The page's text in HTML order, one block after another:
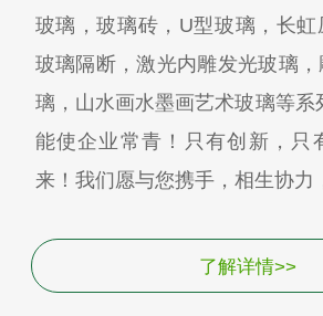
玻璃，玻璃砖，U型玻璃，长
玻璃隔断，激光内雕发光玻璃
璃，山水画水墨画艺术玻璃等系
能使企业常青！只有创新，只
来！我们愿与您携手，相生协力
了解详情>>